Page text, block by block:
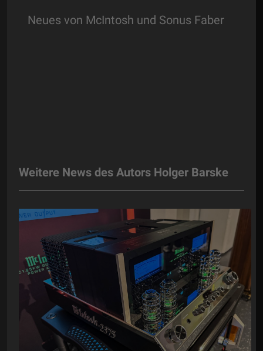
Neues von McIntosh und Sonus Faber
Weitere News des Autors Holger Barske